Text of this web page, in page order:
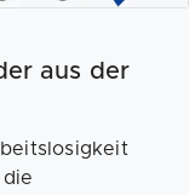
aus der
die